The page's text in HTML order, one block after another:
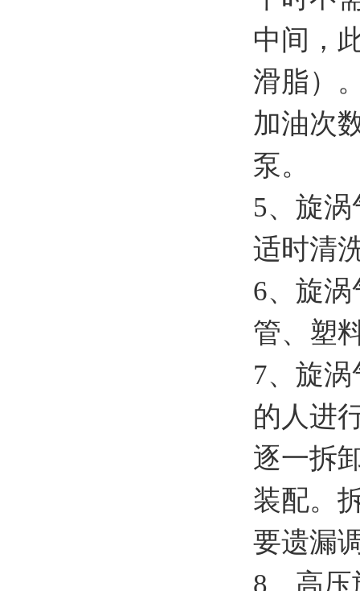
中间，
滑脂）
加油次
泵。
5、旋
适时清
6、旋
管、塑
7、旋
的人进
逐一拆
装配。
要遗漏
8、高